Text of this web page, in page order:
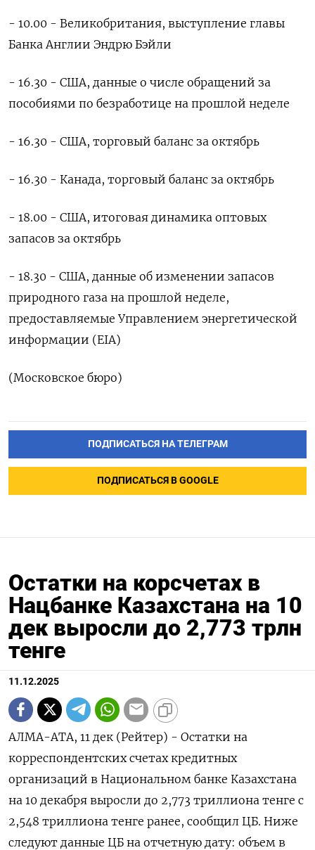
- 10.00 - Великобритания, выступление главы
Банка Англии Эндрю Бэйли
- 16.30 - США, данные о числе обращений за
пособиями по безработице на прошлой неделе
- 16.30 - США, торговый баланс за октябрь
- 16.30 - Канада, торговый баланс за октябрь
- 18.00 - США, итоговая динамика оптовых
запасов за октябрь
- 18.30 - США, данные об изменении запасов
природного газа на прошлой неделе,
предоставляемые Управлением энергетической
информации (EIA)
(Московское бюро)
ПОДПИСАТЬСЯ НА ТЕЛЕГРАМ
ПОДПИСАТЬСЯ В GOOGLE
Остатки на корсчетах в
Нацбанке Казахстана на 10
дек выросли до 2,773 трлн
тенге
11.12.2025
АЛМА-АТА, 11 дек (Рейтер) - Остатки на
корреспондентских счетах кредитных
организаций в Национальном банке Казахстана
на 10 декабря выросли до 2,773 триллиона тенге с
2,548 триллиона тенге ранее, сообщил ЦБ. Ниже
следуют данные ЦБ на отчетную дату: объем в